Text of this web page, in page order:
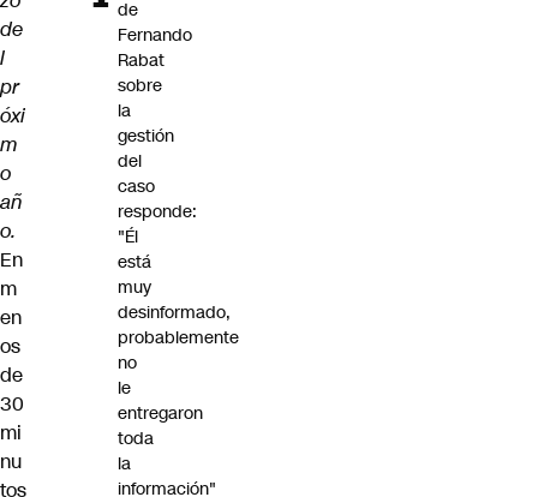
de
l
pr
óxi
m
o
añ
o.
En
m
en
os
de
30
mi
nu
tos
de
Fernando
Rabat
sobre
la
gestión
del
caso
responde:
"Él
está
muy
desinformado,
probablemente
no
le
entregaron
toda
la
información"